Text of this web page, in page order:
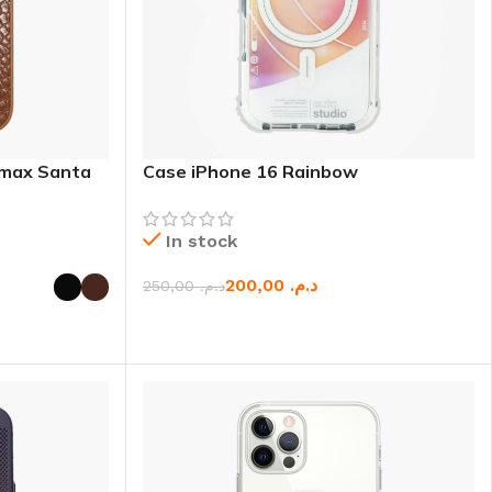
Santa
Case iPhone 16 Rainbow
In stock
د.م.250,00 د.م. 200,00